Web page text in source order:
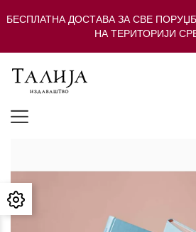
БЕСПЛАТНА ДОСТАВА ЗА СВЕ
НА ТЕРИТОРИЈИ